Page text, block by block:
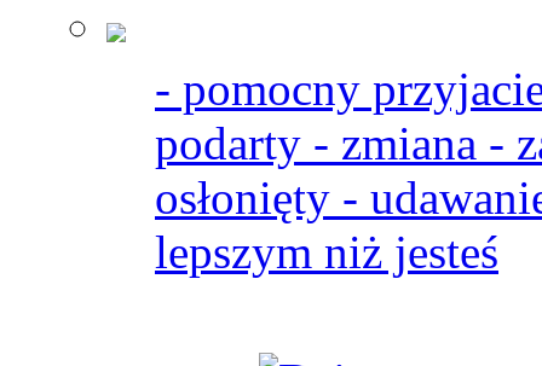
- pomocny
podarty - zmiana -
osłonięty -
lepszym niż jesteś